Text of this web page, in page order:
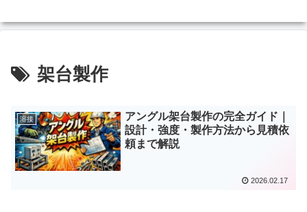
架台製作
溶接
アングル架台製作の完全ガイド｜
設計・強度・製作方法から見積依
頼まで解説
2026.02.17